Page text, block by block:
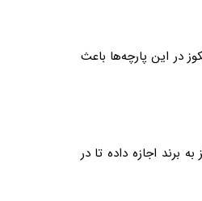
می‌شود که شبه‌فاستونی‌های کشی را به‌صورت تخصصی و در حجم بالا تولید می‌کند. ترکیب ۶۵٪ پلی‌استر و ۳۵٪ ویسکوز در این پارچه‌ها باعث
اجازه داده تا در